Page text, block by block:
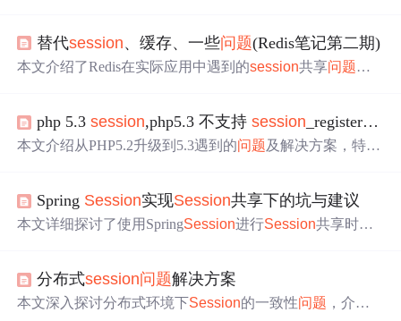
的Cookie中，实现了解决方案。
替代session、缓存、一些问题(Redis笔记第二期)
本文介绍了Redis在实际应用中遇到的session共享问题及
法。php 5.3session,php5.3 不支持session _register() 此函数已启用的解决方法
本文介绍从PHP5.2升级到5.3遇到的问题及解决方案，特别
SESSION 变量。
Spring Session实现Session共享下的坑与建议
本文详细探讨了使用SpringSession进行Session共享时遇
ssion设置问题等。
分布式session问题解决方案
本文深入探讨分布式环境下 Session的一致性问题 ，介绍